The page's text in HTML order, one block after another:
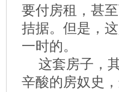
要付房租，甚
拮据。但是，
一时的。
这套房子，
辛酸的房奴史